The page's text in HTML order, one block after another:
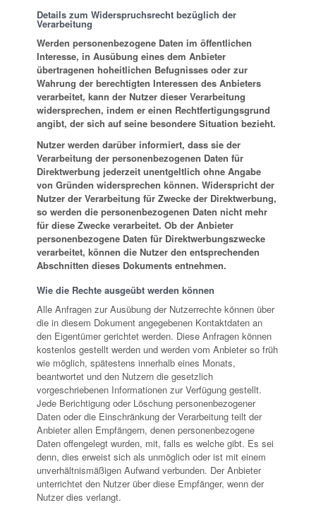
Details zum Widerspruchsrecht bezüglich der
Verarbeitung
Werden personenbezogene Daten im öffentlichen
Interesse, in Ausübung eines dem Anbieter
übertragenen hoheitlichen Befugnisses oder zur
Wahrung der berechtigten Interessen des Anbieters
verarbeitet, kann der Nutzer dieser Verarbeitung
widersprechen, indem er einen Rechtfertigungsgrund
angibt, der sich auf seine besondere Situation bezieht.
Nutzer werden darüber informiert, dass sie der
Verarbeitung der personenbezogenen Daten für
Direktwerbung jederzeit unentgeltlich ohne Angabe
von Gründen widersprechen können. Widerspricht der
Nutzer der Verarbeitung für Zwecke der Direktwerbung,
so werden die personenbezogenen Daten nicht mehr
für diese Zwecke verarbeitet. Ob der Anbieter
personenbezogene Daten für Direktwerbungszwecke
verarbeitet, können die Nutzer den entsprechenden
Abschnitten dieses Dokuments entnehmen.
Wie die Rechte ausgeübt werden können
Alle Anfragen zur Ausübung der Nutzerrechte können über
die in diesem Dokument angegebenen Kontaktdaten an
den Eigentümer gerichtet werden. Diese Anfragen können
kostenlos gestellt werden und werden vom Anbieter so früh
wie möglich, spätestens innerhalb eines Monats,
beantwortet und den Nutzern die gesetzlich
vorgeschriebenen Informationen zur Verfügung gestellt.
Jede Berichtigung oder Löschung personenbezogener
Daten oder die Einschränkung der Verarbeitung teilt der
Anbieter allen Empfängern, denen personenbezogene
Daten offengelegt wurden, mit, falls es welche gibt. Es sei
denn, dies erweist sich als unmöglich oder ist mit einem
unverhältnismäßigen Aufwand verbunden. Der Anbieter
unterrichtet den Nutzer über diese Empfänger, wenn der
Nutzer dies verlangt.